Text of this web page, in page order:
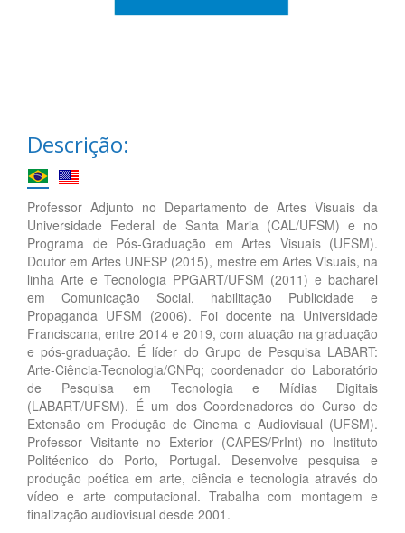
Descrição:
Professor Adjunto no Departamento de Artes Visuais da
Universidade Federal de Santa Maria (CAL/UFSM) e no
Programa de Pós-Graduação em Artes Visuais (UFSM).
Doutor em Artes UNESP (2015), mestre em Artes Visuais, na
linha Arte e Tecnologia PPGART/UFSM (2011) e bacharel
em Comunicação Social, habilitação Publicidade e
Propaganda UFSM (2006). Foi docente na Universidade
Franciscana, entre 2014 e 2019, com atuação na graduação
e pós-graduação. É líder do Grupo de Pesquisa LABART:
Arte-Ciência-Tecnologia/CNPq; coordenador do Laboratório
de Pesquisa em Tecnologia e Mídias Digitais
(LABART/UFSM). É um dos Coordenadores do Curso de
Extensão em Produção de Cinema e Audiovisual (UFSM).
Professor Visitante no Exterior (CAPES/PrInt) no Instituto
Politécnico do Porto, Portugal. Desenvolve pesquisa e
produção poética em arte, ciência e tecnologia através do
vídeo e arte computacional. Trabalha com montagem e
finalização audiovisual desde 2001.